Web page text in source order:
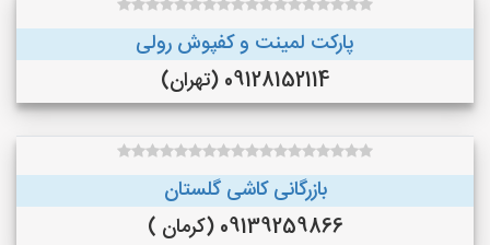
پارکت لمینت و کفپوش رولی
09128152114 (تهران)
بازرگانی کاشی گلستان
09139259866 (کرمان )